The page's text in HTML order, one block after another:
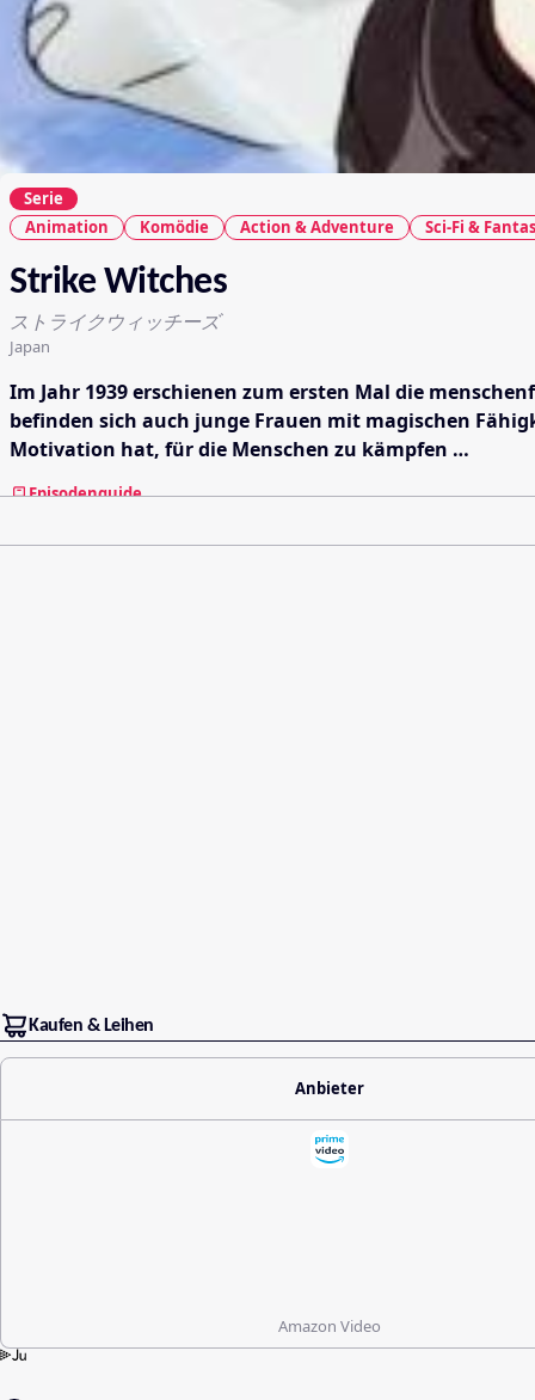
Serie
Animation
Komödie Action & Adventure Sci-Fi &
Strike Witches
ストライクウィッチーズ
Japan
Im Jahr 1939 erschienen zum ersten Mal die
befinden sich auch junge Frauen mit magischen
Motivation hat, für die Menschen zu kämpfen …
Episodenguide
Kaufen & Leihen
Anbieter
Amazon Video